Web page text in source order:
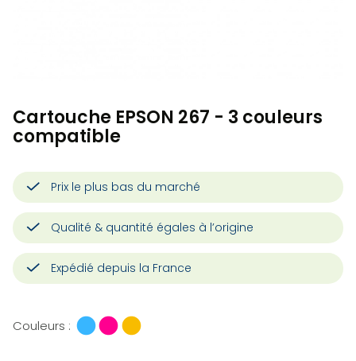
Cartouche EPSON 267 - 3 couleurs
compatible
Prix le plus bas du marché
Qualité & quantité égales à l’origine
Expédié depuis la France
Couleurs :